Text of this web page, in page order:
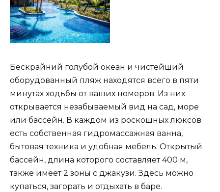
Бескрайний голубой океан и чистейший
оборудованный пляж находятся всего в пяти
минутах ходьбы от ваших номеров. Из них
открывается незабываемый вид на сад, море
или бассейн. В каждом из роскошных люксов
есть собственная гидромассажная ванна,
бытовая техника и удобная мебель. Открытый
бассейн, длина которого составляет 400 м,
также имеет 2 зоны с джакузи. Здесь можно
купаться, загорать и отдыхать в баре.